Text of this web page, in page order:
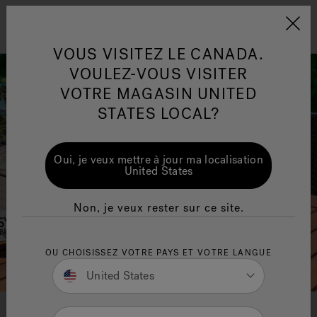
Jacuzzi&reg; Canada
l'eau
Articles sur l'infrarouge
VOUS VISITEZ LE CANADA.
VOULEZ-VOUS VISITER
VOTRE MAGASIN UNITED
STATES LOCAL?
Oui, je veux mettre à jour ma localisation
United States
Non, je veux rester sur ce site.
OU CHOISISSEZ VOTRE PAYS ET VOTRE LANGUE
United States